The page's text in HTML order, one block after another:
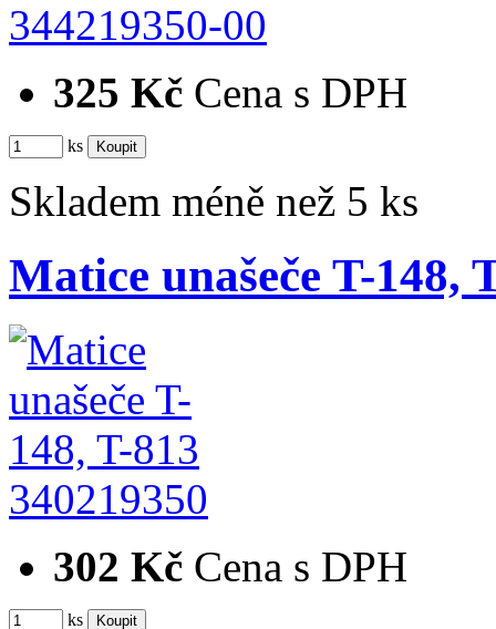
344219350-00
325 Kč Cena s DPH
ks
Skladem méně než 5 ks
Matice unašeče T-148,
340219350
302 Kč Cena s DPH
ks